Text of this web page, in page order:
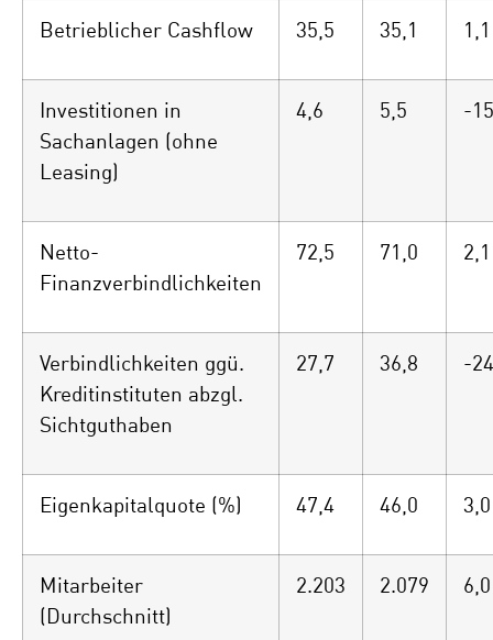
Betrieblicher Cashflow 35,5 35,1 1,1
Investitionen in
Sachanlagen (ohne
Leasing)
4,6 5,5 -
Netto-
Finanzverbindlichkeiten
72,5 71,0 2,1
Verbindlichkeiten ggü.
Kreditinstituten abzgl.
Sichtguthaben
27,7 36,8 -
Eigenkapitalquote (%) 47,4 46,0 3,0
Mitarbeiter
(Durchschnitt)
2.203 2.079 6,0